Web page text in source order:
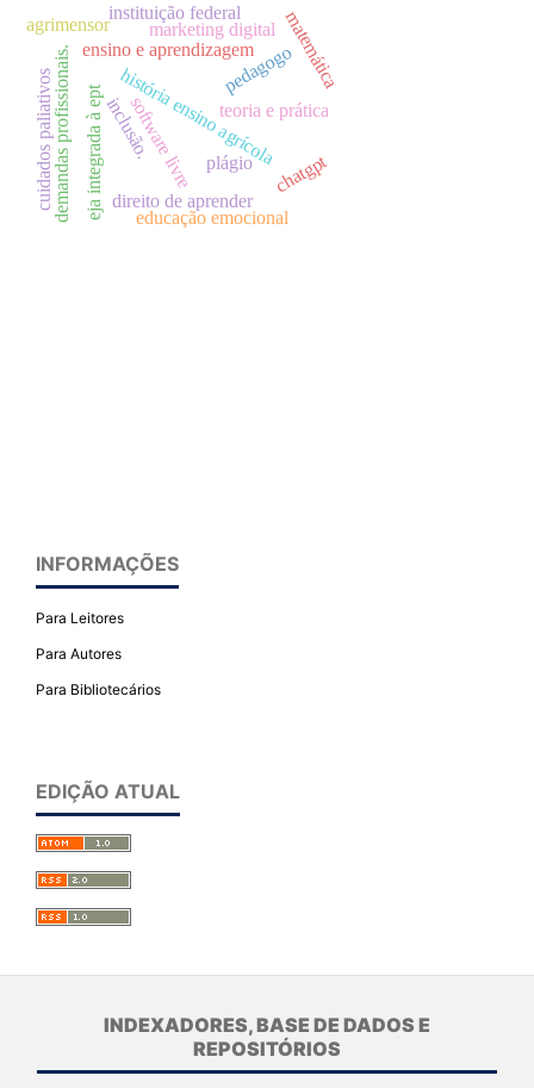
história ensino agrícola
plágio
software livre
ensino e aprendizagem
teoria e prática
demandas profissionais. pedagogo
inclusão.
eja integrada à ept direito de aprender
matemática
chatgpt
marketing digital
cuidados paliativos
instituição federal
agrimensor
educação emocional
INFORMAÇÕES
Para Leitores
Para Autores
Para Bibliotecários
EDIÇÃO ATUAL
INDEXADORES, BASE DE DADOS E
REPOSITÓRIOS